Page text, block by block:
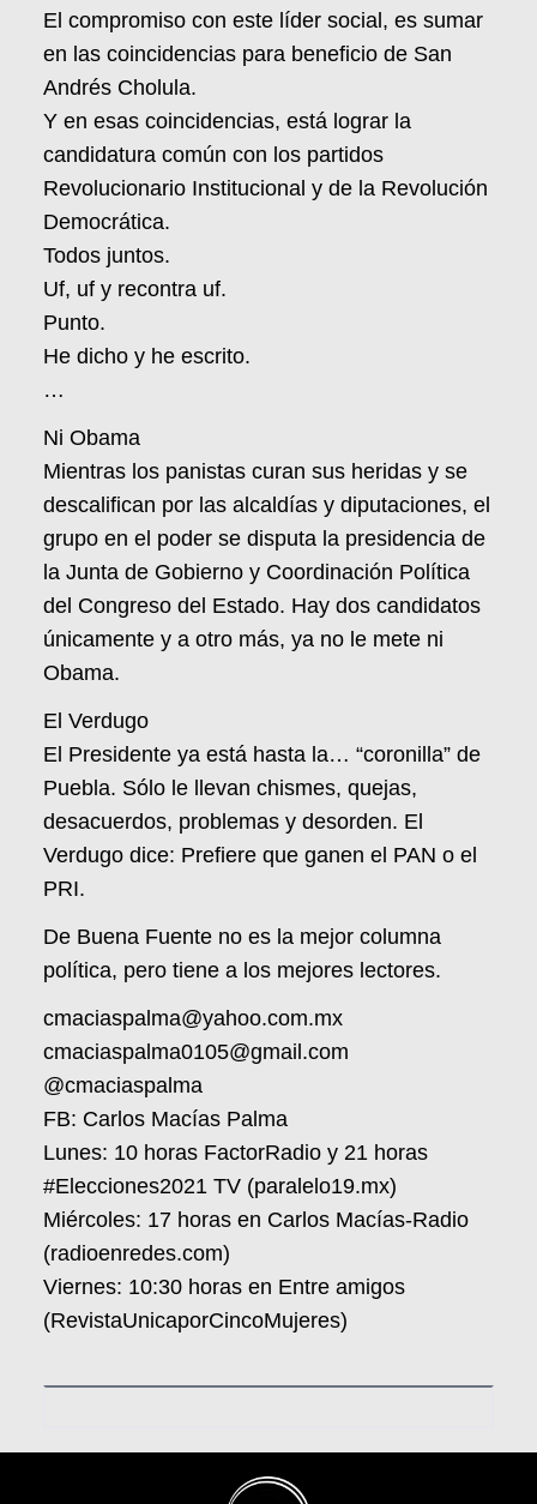
El compromiso con este líder social, es sumar
en las coincidencias para beneficio de San
Andrés Cholula.
Y en esas coincidencias, está lograr la
candidatura común con los partidos
Revolucionario Institucional y de la Revolución
Democrática.
Todos juntos.
Uf, uf y recontra uf.
Punto.
He dicho y he escrito.
…
Ni Obama
Mientras los panistas curan sus heridas y se
descalifican por las alcaldías y diputaciones, el
grupo en el poder se disputa la presidencia de
la Junta de Gobierno y Coordinación Política
del Congreso del Estado. Hay dos candidatos
únicamente y a otro más, ya no le mete ni
Obama.
El Verdugo
El Presidente ya está hasta la… “coronilla” de
Puebla. Sólo le llevan chismes, quejas,
desacuerdos, problemas y desorden. El
Verdugo dice: Prefiere que ganen el PAN o el
PRI.
De Buena Fuente no es la mejor columna
política, pero tiene a los mejores lectores.
cmaciaspalma@yahoo.com.mx
cmaciaspalma0105@gmail.com
@cmaciaspalma
FB: Carlos Macías Palma
Lunes: 10 horas FactorRadio y 21 horas
#Elecciones2021 TV (paralelo19.mx)
Miércoles: 17 horas en Carlos Macías-Radio
(radioenredes.com)
Viernes: 10:30 horas en Entre amigos
(RevistaUnicaporCincoMujeres)